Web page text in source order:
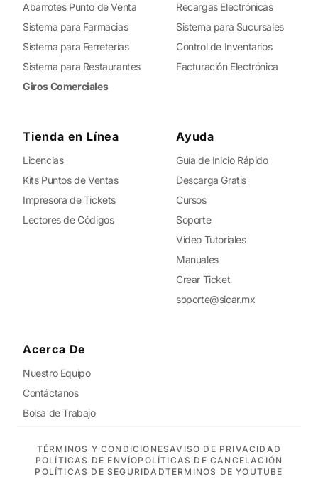
Abarrotes Punto de Venta
Sistema para Farmacias
Sistema para Ferreterías
Sistema para Restaurantes
Giros Comerciales
Recargas Electrónicas
Sistema para Sucursales
Control de Inventarios
Facturación Electrónica
Tienda en Línea
Licencias
Kits Puntos de Ventas
Impresora de Tickets
Lectores de Códigos
Ayuda
Guía de Inicio Rápido
Descarga Gratis
Cursos
Soporte
Video Tutoriales
Manuales
Crear Ticket
soporte@sicar.mx
Acerca De
Nuestro Equipo
Contáctanos
Bolsa de Trabajo
TÉRMINOS Y CONDICIONESAVISO DE PRIVACIDAD
POLÍTICAS DE ENVÍOPOLÍTICAS DE CANCELACIÓN
POLÍTICAS DE SEGURIDADTERMINOS DE YOUTUBE